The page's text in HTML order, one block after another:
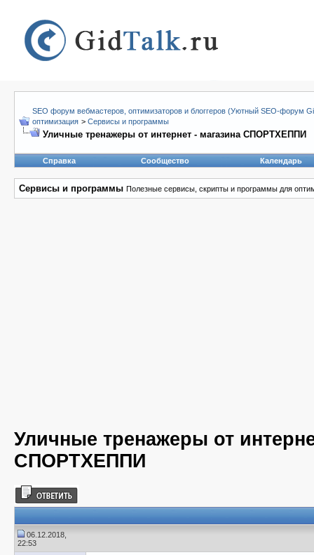
SEO форум вебмастеров, оптимизаторов и блоггеров (Уютный SEO-форум
оптимизация > Сервисы и программы
Уличные тренажеры от интернет - магазина СПОРТХЕППИ
Справка Сообщество Календарь
Сервисы и программы Полезные сервисы, скрипты и программы для
Уличные тренажеры от
СПОРТХЕППИ
06.12.2018,
22:53